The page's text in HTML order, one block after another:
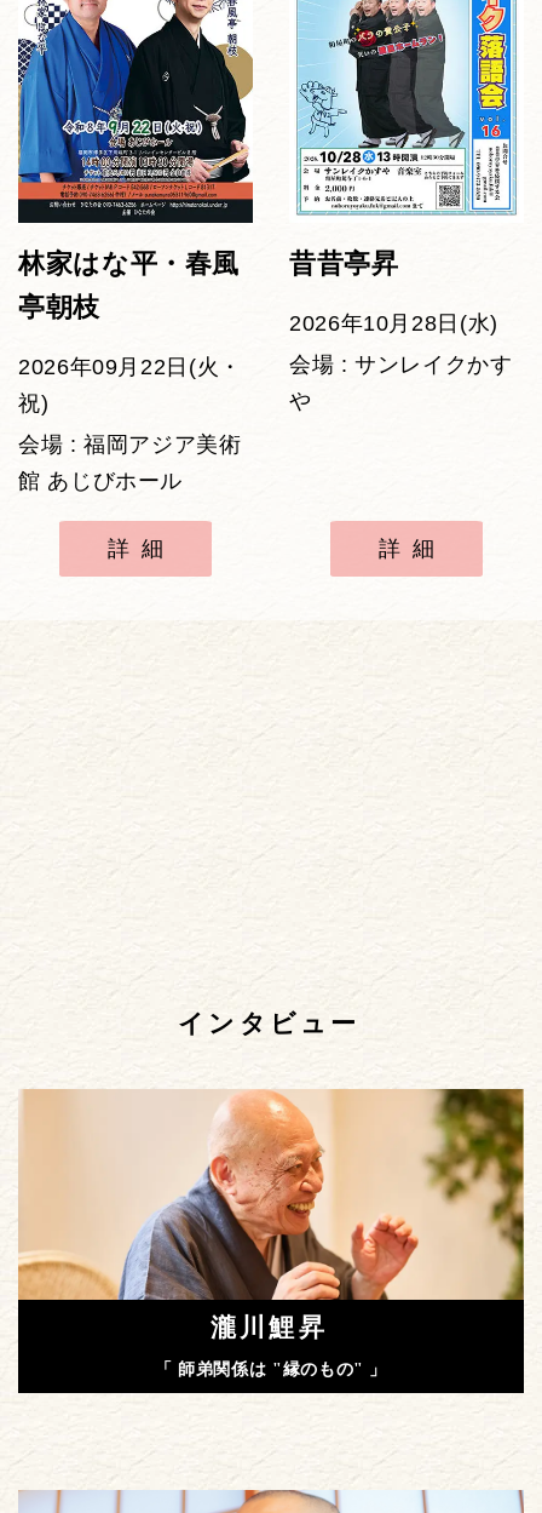
林家はな平・春風
亭朝枝
2026年09月22日(火・
祝)
会場 : 福岡アジア美術
館 あじびホール
詳細
昔昔亭昇
2026年10月28日(水)
会場 : サンレイクかす
や
詳細
インタビュー
瀧川鯉昇
「 師弟関係は "縁のもの" 」